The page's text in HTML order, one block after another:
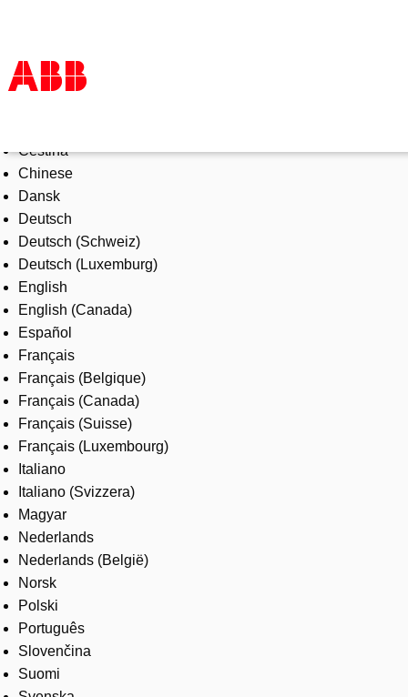
Products & Solutions
Industries
Services
About us
Where to buy
Contact us
Careers
Čeština
Chinese
Dansk
Deutsch
Deutsch (Schweiz)
Deutsch (Luxemburg)
English
English (Canada)
Español
Français
Français (Belgique)
Français (Canada)
Français (Suisse)
Français (Luxembourg)
Italiano
Italiano (Svizzera)
Magyar
Nederlands
Nederlands (België)
Norsk
Polski
Português
Slovenčina
Suomi